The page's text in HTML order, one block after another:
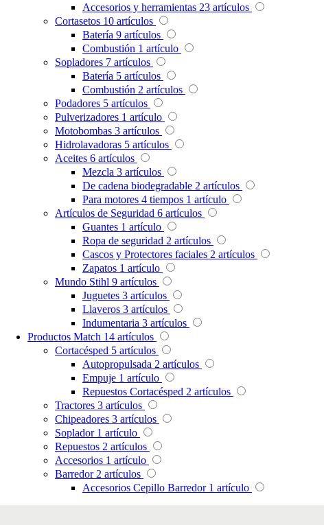
Accesorios y herramientas 23 artículos
Cortasetos 10 artículos
Batería 9 artículos
Combustión 1 artículo
Sopladores 7 artículos
Batería 5 artículos
Combustión 2 artículos
Podadores 5 artículos
Pulverizadores 1 artículo
Motobombas 3 artículos
Hidrolavadoras 5 artículos
Aceites 6 artículos
Mezcla 3 artículos
De cadena biodegradable 2 artículos
Para motores 4 tiempos 1 artículo
Artículos de Seguridad 6 artículos
Guantes 1 artículo
Ropa de seguridad 2 artículos
Cascos y Protectores faciales 2 artículos
Zapatos 1 artículo
Mundo Stihl 9 artículos
Juguetes 3 artículos
Llaveros 3 artículos
Indumentaria 3 artículos
Productos Match 14 artículos
Cortacésped 5 artículos
Autopropulsada 2 artículos
Empuje 1 artículo
Repuestos Cortacésped 2 artículos
Tractores 3 artículos
Chipeadores 3 artículos
Soplador 1 artículo
Repuestos 2 artículos
Accesorios 1 artículo
Barredor 2 artículos
Accesorios Cepillo Barredor 1 artículo